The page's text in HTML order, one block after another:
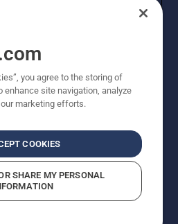
you agree to the storing of
enhance site navigation, analyze
marketing efforts.
COOKIES
SHARE MY PERSONAL